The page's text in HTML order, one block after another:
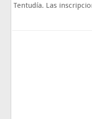
Tentudía. Las